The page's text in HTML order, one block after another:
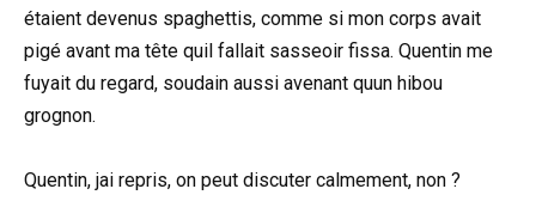
étaient devenus spaghettis, comme si mon corps avait
pigé avant ma tête quil fallait sasseoir fissa. Quentin me
fuyait du regard, soudain aussi avenant quun hibou
grognon.
Quentin, jai repris, on peut discuter calmement, non ?